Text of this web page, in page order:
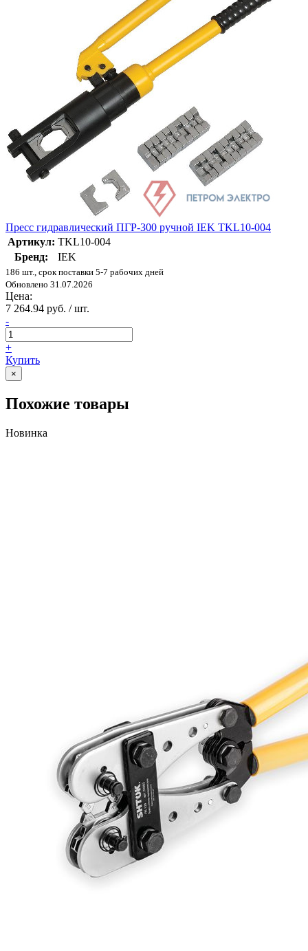
Пресс гидравлический ПГР-300 ручной IEK TKL10-004
Артикул: TKL10-004
Бренд:
IEK
186 шт., срок поставки 5-7 рабочих дней
Обновлено 31.07.2026
Цена:
7 264.94 руб. / шт.
-
+
Купить
×
Похожие товары
Новинка